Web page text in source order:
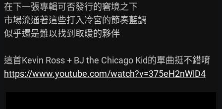
在下一張專輯可否發行的窘境之下
市場流通著這些打入冷宮的節奏藍調
似乎還是難以找到取暖的夥伴
https://www.youtube.com/watch?v=375eH2nWlD4